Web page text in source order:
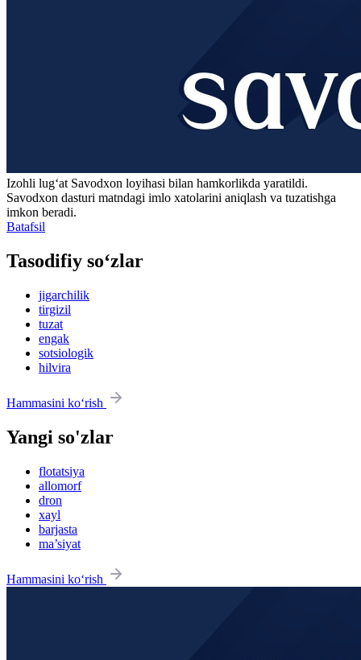
Izohli lugʻat Savodxon loyihasi bilan hamkorlikda yaratildi.
Savodxon dasturi matndagi imlo xatolarini aniqlash va tuzatishga
imkon beradi.
Batafsil
Tasodifiy so‘zlar
jigarchilik
tirgizil
tuzat
engak
sotsiologik
hilvira
Hammasini ko‘rish
Yangi so'zlar
flotatsiya
allomorf
dron
xayl
barjasta
ma’siyat
Hammasini ko‘rish